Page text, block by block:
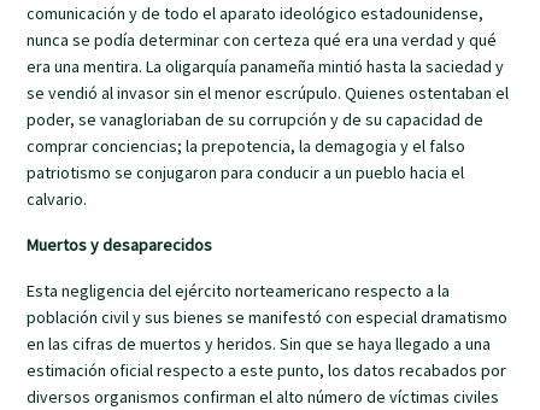
comunicación y de todo el aparato ideológico estadounidense,
nunca se podía determinar con certeza qué era una verdad y qué
era una mentira. La oligarquía panameña mintió hasta la saciedad y
se vendió al invasor sin el menor escrúpulo. Quienes ostentaban el
poder, se vanagloriaban de su corrupción y de su capacidad de
comprar conciencias; la prepotencia, la demagogia y el falso
patriotismo se conjugaron para conducir a un pueblo hacia el
calvario.
Muertos y desaparecidos
Esta negligencia del ejército norteamericano respecto a la
población civil y sus bienes se manifestó con especial dramatismo
en las cifras de muertos y heridos. Sin que se haya llegado a una
estimación oficial respecto a este punto, los datos recabados por
diversos organismos confirman el alto número de víctimas civiles